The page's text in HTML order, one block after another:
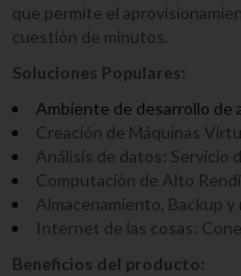
que permite el
cuestión de minutos.
Soluciones Populares:
Ambiente de desarrollo de
Creación de Máquinas
Análisis de datos: Servicio
Computación de Alto
Almacenamiento, Backup y
Internet de las cosas:
Beneficios del producto: